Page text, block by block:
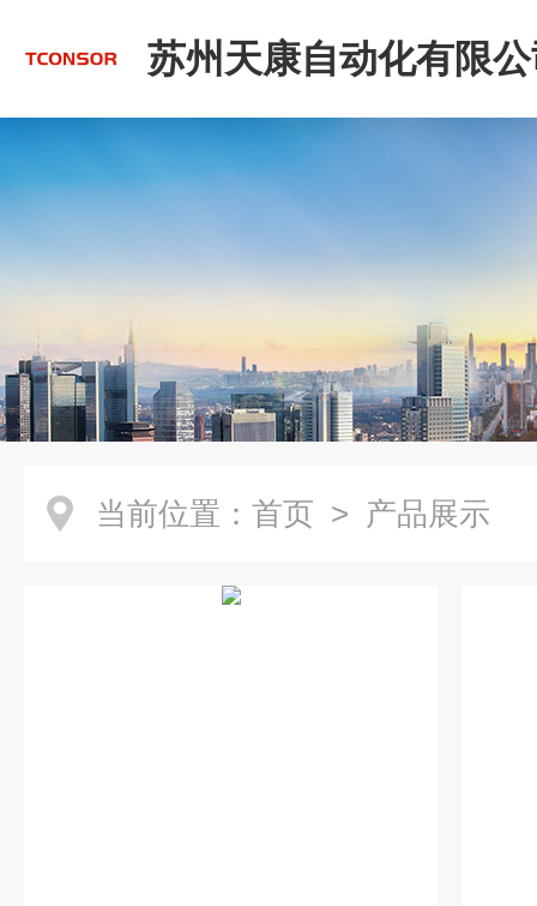
苏州天康自动化有限
当前位置： 首页 > 产品展示